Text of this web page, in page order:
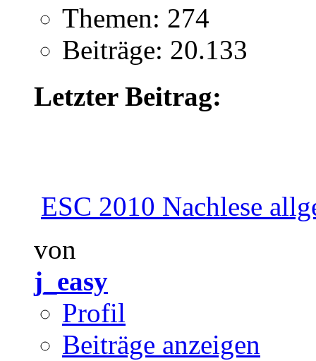
Themen: 274
Beiträge: 20.133
Letzter Beitrag:
ESC 2010 Nachlese
von
j_easy
Profil
Beiträge anzeigen